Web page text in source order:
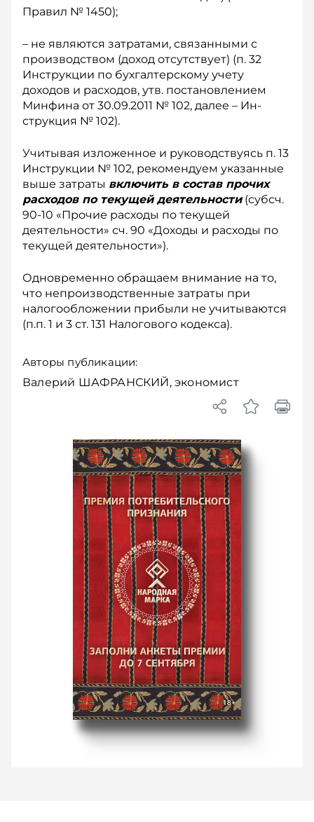
Правил № 1450);
– не являются затратами, связанными с
производством (доход отсутствует) (п. 32
Инструкции по бухгалтерскому учету
доходов и расходов, утв. постановлением
Минфина от 30.09.2011 № 102, далее – Ин­
струкция № 102).
Учитывая изложенное и руководствуясь п. 13
Инструкции № 102, рекомендуем указанные
выше затраты включить в состав прочих
расходов по текущей деятельности(субсч.
90-10 «Прочие расходы по текущей
деятельности» сч. 90 «Доходы и расходы по
текущей деятельности»).
Одновременно обращаем внимание на то,
что непроизводственные затраты при
налогообложении прибыли не учитываются
(п.п. 1 и 3 ст. 131 Налогового кодекса).
Авторы публикации:
Валерий ШАФРАНСКИЙ, экономист